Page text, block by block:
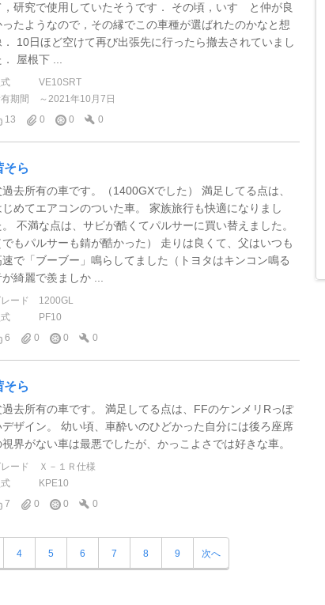
，研究で使用していたそうです． その頃，いすゞと仲が良
ったようなので，その縁でこの車種が選ばれたのかなと想
． 10日ほど空けて再び出張先に行ったら撤去されていまし
． 屋根下 ...
VE10SRT
期間
～2021年10月7日
13
0 0 0
そら
過去所有の車です。（1400GXでした） 満足してる点は、
じめてエアコンのついた車。 家族旅行も快適になりまし
。 不満な点は、サビが酷くてパルサーに買い替えました。
でもパルサーも錆が酷かった） 走りは良くて、父はいつも
速で「ブーブー」鳴らしてました（トヨタはキンコン鳴る
が綺麗で羨ましか ...
ード
1200GL
PF10
6
0 0 0
そら
過去所有の車です。 満足してる点は、FFのケンメリRっぽ
デザイン。 幼い頃、車酔いのひどかった自分には後ろ座席
視界がない車は最悪でしたが、かっこよさでは好きな車。
ード
Ｘ－１Ｒ仕様
KPE10
7
0 0 0
4 5 6 7 8 9 次へ